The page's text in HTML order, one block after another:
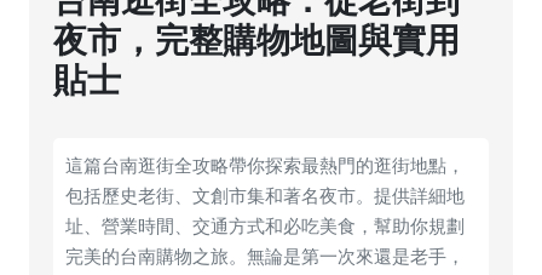
夜市，完整購物地圖與實用
貼士
這篇台南逛街全攻略帶你探索最熱門的逛街地點，
包括歷史老街、文創市集和著名夜市。提供詳細地
址、營業時間、交通方式和必吃美食，幫助你規劃
完美的台南購物之旅。無論是第一次來還是老手，